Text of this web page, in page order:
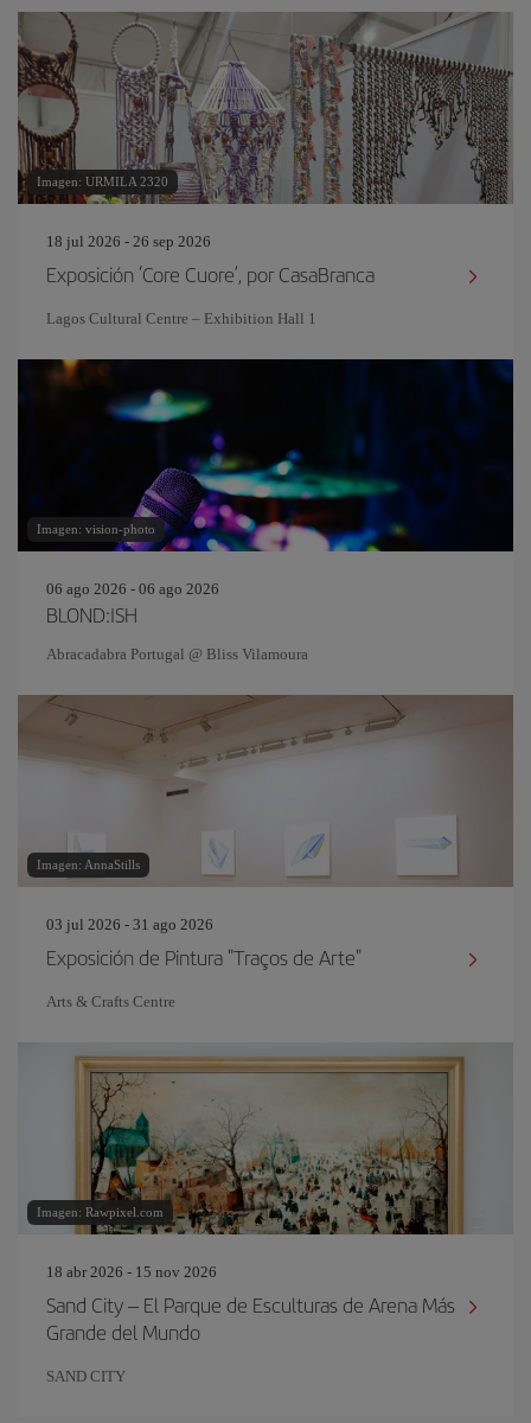
Imagen: URMILA 2320
18 jul 2026 - 26 sep 2026
Exposición ‘Core Cuore’, por CasaBranca
Lagos Cultural Centre – Exhibition Hall 1
Imagen: vision-photo
06 ago 2026 - 06 ago 2026
BLOND:ISH
Abracadabra Portugal @ Bliss Vilamoura
Imagen: AnnaStills
03 jul 2026 - 31 ago 2026
Exposición de Pintura "Traços de Arte"
Arts & Crafts Centre
Imagen: Rawpixel.com
18 abr 2026 - 15 nov 2026
Sand City – El Parque de Esculturas de Arena Más
Grande del Mundo
SAND CITY